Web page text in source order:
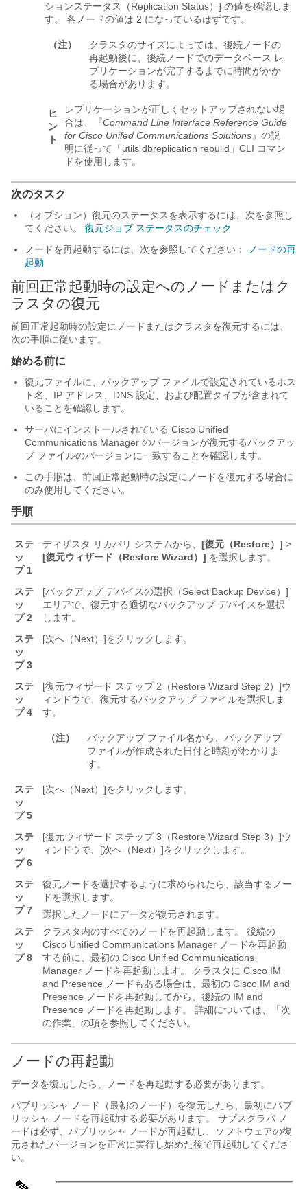
ションステータス（Replication Status）] の値を確認しま
す。 各ノードの値は 2 になっているはずです。
（注）
クラスタのサイズによっては、後続ノードの
再起動後に、後続ノードでのデータベース レ
プリケーションが完了するまでに時間がかか
る場合があります。
ヒ
ン
ト
レプリケーションが正しくセットアップされない場
合は、『Command Line Interface Reference Guide
for Cisco Unifed Communications Solutions』の説
明に従って「utils dbreplication rebuild」CLI コマン
ドを使用します。
次のタスク
（オプション）復元のステータスを表示するには、次を参照し
てください。 復元ジョブ ステータスのチェック
ノードを再起動するには、次を参照してください：
ノードの再
起動
前回正常起動時の設定へのノードまたはク
ラスタの復元
前回正常起動時の設定にノードまたはクラスタを復元するには、
次の手順に従います。
始める前に
復元ファイルに、バックアップ ファイルで設定されているホス
ト名、IP アドレス、DNS 設定、および配置タイプが含まれて
いることを確認します。
サーバにインストールされている Cisco Unified
Communications Manager のバージョンが復元するバックアッ
プ ファイルのバージョンに一致することを確認します。
この手順は、前回正常起動時の設定にノードを復元する場合に
のみ使用してください。
手順
ステ
ッ
プ 1
ディザスタ リカバリ システムから、 [復元（Restore）] >
[復元ウィザード（Restore Wizard）] を選択します。
ステ
ッ
プ 2
[バックアップ デバイスの選択（Select Backup Device）]
エリアで、復元する適切なバックアップ デバイスを選択
します。
ステ
ッ
プ 3
[次へ（Next）]をクリックします。
ステ
ッ
プ 4
[復元ウィザード ステップ 2（Restore Wizard Step 2）]ウ
ィンドウで、復元するバックアップ ファイルを選択しま
す。
（注）
バックアップ ファイル名から、バックアップ
ファイルが作成された日付と時刻がわかりま
す。
ステ
ッ
プ 5
[次へ（Next）]をクリックします。
ステ
ッ
プ 6
[復元ウィザード ステップ 3（Restore Wizard Step 3）]ウ
ィンドウで、[次へ（Next）]をクリックします。
ステ
ッ
プ 7
復元ノードを選択するように求められたら、該当するノー
ドを選択します。
選択したノードにデータが復元されます。
ステ
ッ
プ 8
クラスタ内のすべてのノードを再起動します。 後続の
Cisco Unified Communications Manager ノードを再起動
する前に、最初の Cisco Unified Communications
Manager ノードを再起動します。 クラスタに Cisco IM
and Presence ノードもある場合は、最初の Cisco IM and
Presence ノードを再起動してから、後続の IM and
Presence ノードを再起動します。 詳細については、「次
の作業」の項を参照してください。
ノードの再起動
データを復元したら、ノードを再起動する必要があります。
パブリッシャ ノード（最初のノード）を復元したら、最初にパブ
リッシャ ノードを再起動する必要があります。 サブスクラバ ノ
ードは必ず、パブリッシャ ノードが再起動し、ソフトウェアの復
元されたバージョンを正常に実行し始めた後で再起動してくださ
い。